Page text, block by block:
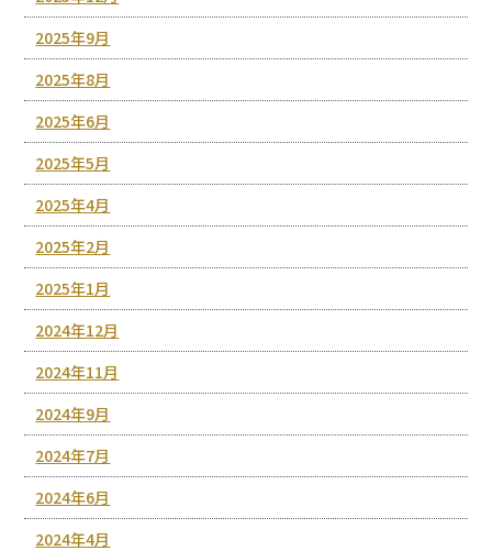
2025年9月
2025年8月
2025年6月
2025年5月
2025年4月
2025年2月
2025年1月
2024年12月
2024年11月
2024年9月
2024年7月
2024年6月
2024年4月